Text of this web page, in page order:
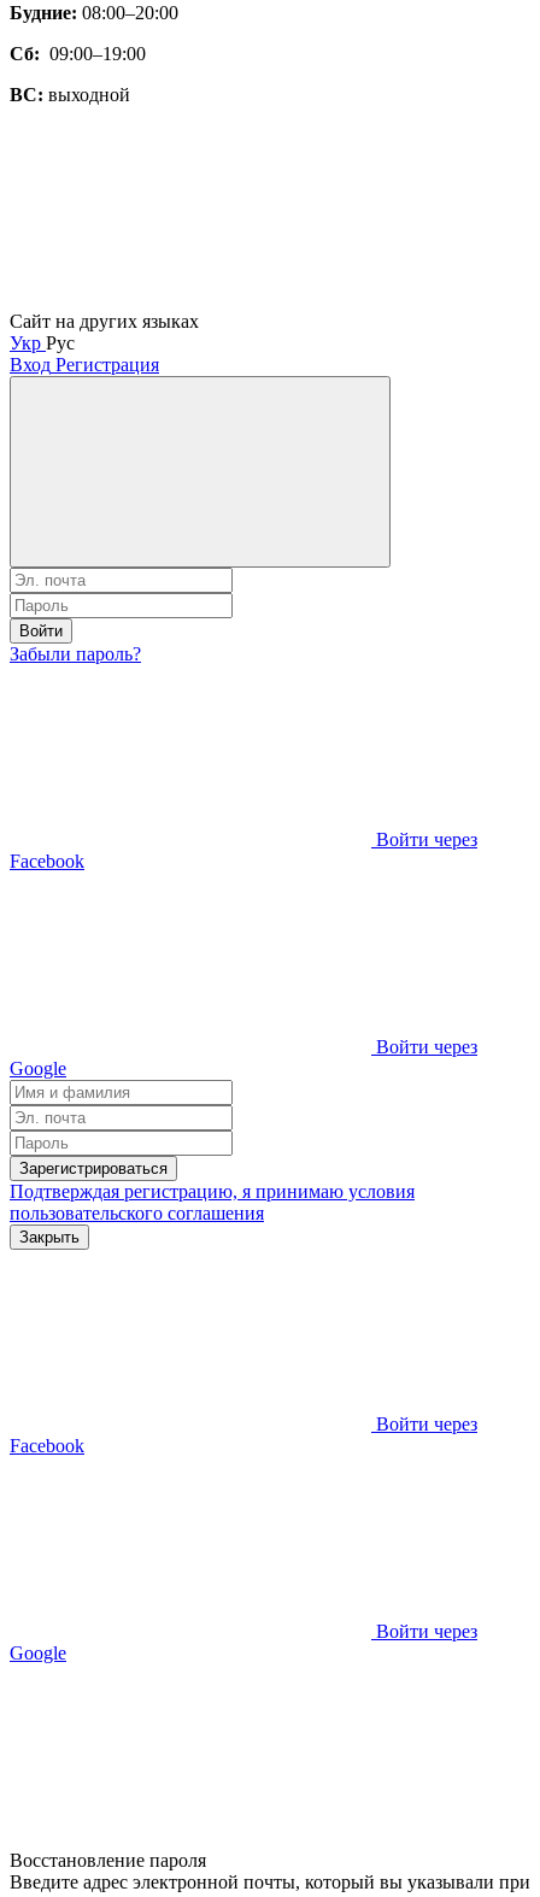
Будние: 08:00–20:00
Сб: 09:00–19:00
ВС: выходной
Сайт на других языках
Укр Рус
Вход Регистрация
Войти
Забыли пароль?
Войти через
Facebook
Войти через
Google
Зарегистрироваться
Подтверждая регистрацию, я принимаю условия
пользовательского соглашения
Закрыть
Войти через
Facebook
Войти через
Google
Восстановление пароля
Введите адрес электронной почты, который вы указывали при